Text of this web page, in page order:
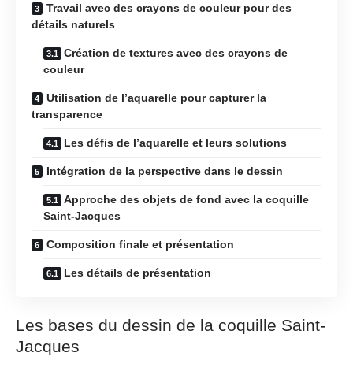
Travail avec des crayons de couleur pour des
détails naturels
Création de textures avec des crayons de
couleur
Utilisation de l’aquarelle pour capturer la
transparence
Les défis de l’aquarelle et leurs solutions
Intégration de la perspective dans le dessin
Approche des objets de fond avec la coquille
Saint-Jacques
Composition finale et présentation
Les détails de présentation
Les bases du dessin de la coquille Saint-
Jacques